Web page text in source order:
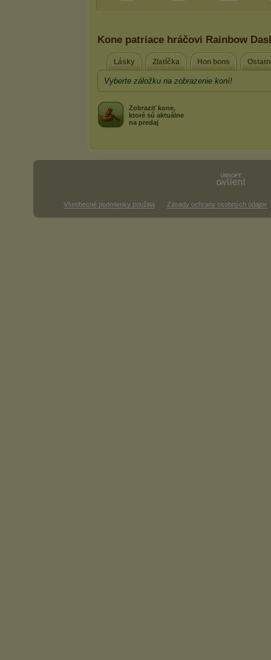
Kone patriace hráčovi Rainbow
Lásky Zlatíčka Hon bons
Vyberte záložku na zobrazenie koní!
Zobraziť kone,
ktoré sú aktuálne
na predaj
Všeobecné podmienky použitia Zásady ochrany osobných údajov